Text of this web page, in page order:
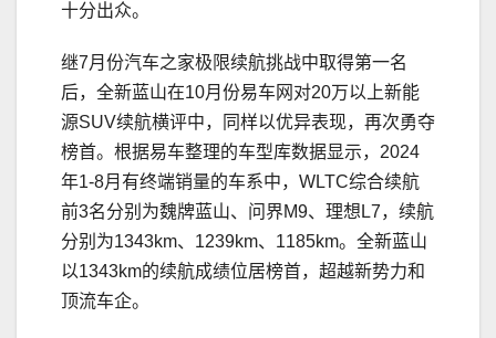
十分出众。
继7月份汽车之家极限续航挑战中取得第一名
后，全新蓝山在10月份易车网对20万以上新能
源SUV续航横评中，同样以优异表现，再次勇夺
榜首。根据易车整理的车型库数据显示，2024
年1-8月有终端销量的车系中，WLTC综合续航
前3名分别为魏牌蓝山、问界M9、理想L7，续航
分别为1343km、1239km、1185km。全新蓝山
以1343km的续航成绩位居榜首，超越新势力和
顶流车企。